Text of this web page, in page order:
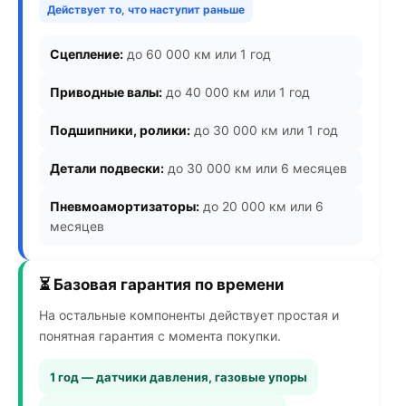
Действует то, что наступит раньше
Сцепление: до 60 000 км или 1 год
Приводные валы: до 40 000 км или 1 год
Подшипники, ролики: до 30 000 км или 1 год
Детали подвески: до 30 000 км или 6 месяцев
Пневмоамортизаторы: до 20 000 км или 6
месяцев
⏳ Базовая гарантия по времени
На остальные компоненты действует простая и
понятная гарантия с момента покупки.
1 год — датчики давления, газовые упоры